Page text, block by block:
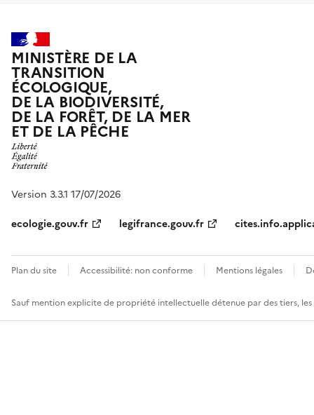
MINISTÈRE DE LA
TRANSITION
ÉCOLOGIQUE,
DE LA BIODIVERSITÉ,
DE LA FORÊT, DE LA MER
ET DE LA PÊCHE
Version 3.3.1 17/07/2026
ecologie.gouv.fr
legifrance.gouv.fr
Plan du site Accessibilité: non conforme Mentions légales
Sauf mention explicite de propriété intellectuelle détenue par des tiers,